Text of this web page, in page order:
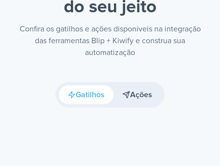
do seu jeito
Confira os gatilhos e ações disponíveis na integração
das ferramentas Blip + Kiwify e construa sua
automatização
Gatilhos Ações